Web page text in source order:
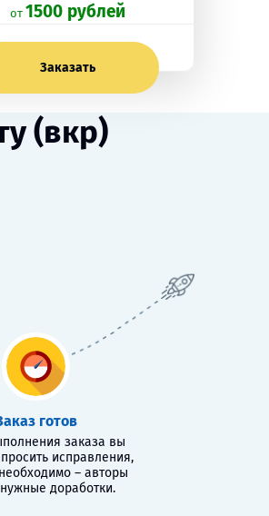
oт 1500 рублей
Заказать
(вкр)
готов
заказа вы
исправления,
– авторы
доработки.